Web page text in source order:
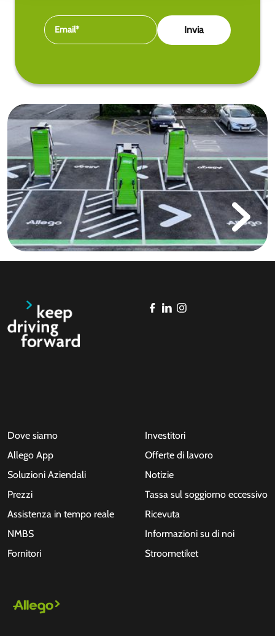
Dove siamo
Allego App
Soluzioni Aziendali
Prezzi
Assistenza in tempo reale
NMBS
Fornitori
Investitori
Offerte di lavoro
Notizie
Tassa sul soggiorno eccessivo
Ricevuta
Informazioni su di noi
Stroometiket